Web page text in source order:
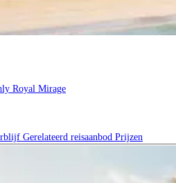
Royal Mirage
Gerelateerd reisaanbod Prijzen